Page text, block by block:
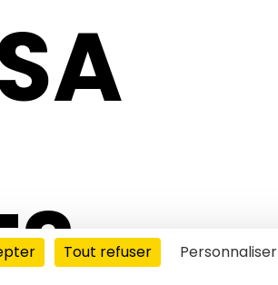
Tout refuser Personnaliser
des cookies